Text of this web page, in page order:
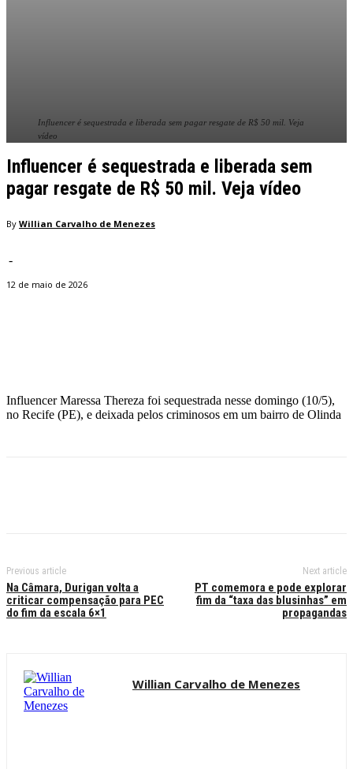
Influencer é sequestrada e liberada sem pagar resgate de R$ 50 mil. Veja
vídeo
Influencer é sequestrada e liberada sem
pagar resgate de R$ 50 mil. Veja vídeo
By Willian Carvalho de Menezes
-
12 de maio de 2026
Influencer Maressa Thereza foi sequestrada nesse domingo (10/5),
no Recife (PE), e deixada pelos criminosos em um bairro de Olinda
Previous article
Na Câmara, Durigan volta a
criticar compensação para PEC
do fim da escala 6×1
Next article
PT comemora e pode explorar
fim da “taxa das blusinhas” em
propagandas
Willian Carvalho de Menezes